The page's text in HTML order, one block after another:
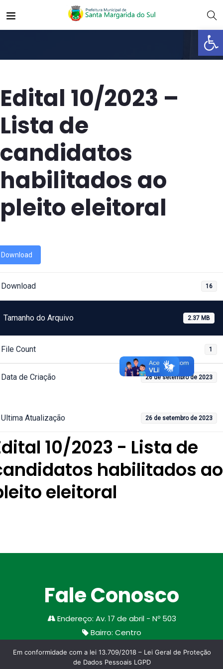
Abrir
Edital 10/2023 –
Lista de
candidatos
habilitados ao
pleito eleitoral
Download
Download 16
Tamanho do Arquivo 2.37 MB
File Count 1
Data de Criação 26 de setembro de 2023
Ultima Atualização 26 de setembro de 2023
10/2023 - Lista de
habilitados ao
eleitoral
Fale Conosco
Endereço: Av. 17 de abril - Nº 503
Bairro: Centro
CEP: 97335-000
Em conformidade com a lei 13.709/2018 – Lei Geral de Proteção
de Dados Pessoais LGPD